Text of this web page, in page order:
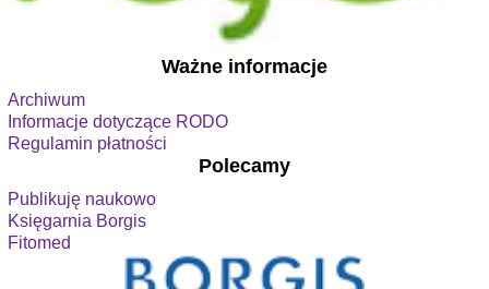
Ważne informacje
Archiwum
Informacje dotyczące RODO
Regulamin płatności
Polecamy
Publikuję naukowo
Księgarnia Borgis
Fitomed